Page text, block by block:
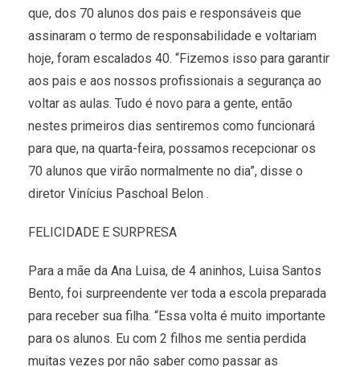
que, dos 70 alunos dos pais e responsáveis que
assinaram o termo de responsabilidade e voltariam
hoje, foram escalados 40. “Fizemos isso para garantir
aos pais e aos nossos profissionais a segurança ao
voltar as aulas. Tudo é novo para a gente, então
nestes primeiros dias sentiremos como funcionará
para que, na quarta-feira, possamos recepcionar os
70 alunos que virão normalmente no dia”, disse o
diretor Vinícius Paschoal Belon .
FELICIDADE E SURPRESA
Para a mãe da Ana Luisa, de 4 aninhos, Luisa Santos
Bento, foi surpreendente ver toda a escola preparada
para receber sua filha. “Essa volta é muito importante
para os alunos. Eu com 2 filhos me sentia perdida
muitas vezes por não saber como passar as